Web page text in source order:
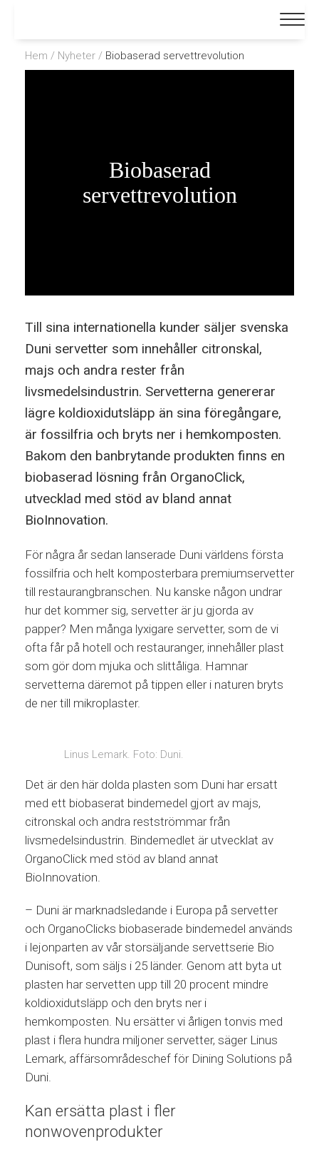
Hem / Nyheter / Biobaserad servettrevolution
Biobaserad
servettrevolution
Till sina internationella kunder säljer svenska
Duni servetter som innehåller citronskal,
majs och andra rester från
livsmedelsindustrin. Servetterna genererar
lägre koldioxidutsläpp än sina föregångare,
är fossilfria och bryts ner i hemkomposten.
Bakom den banbrytande produkten finns en
biobaserad lösning från OrganoClick,
utvecklad med stöd av bland annat
BioInnovation.
För några år sedan lanserade Duni världens första
fossilfria och helt komposterbara premiumservetter
till restaurangbranschen. Nu kanske någon undrar
hur det kommer sig, servetter är ju gjorda av
papper? Men många lyxigare servetter, som de vi
ofta får på hotell och restauranger, innehåller plast
som gör dom mjuka och slittåliga. Hamnar
servetterna däremot på tippen eller i naturen bryts
de ner till mikroplaster.
Linus Lemark. Foto: Duni.
Det är den här dolda plasten som Duni har ersatt
med ett biobaserat bindemedel gjort av majs,
citronskal och andra restströmmar från
livsmedelsindustrin. Bindemedlet är utvecklat av
OrganoClick med stöd av bland annat
BioInnovation.
– Duni är marknadsledande i Europa på servetter
och OrganoClicks biobaserade bindemedel används
i lejonparten av vår storsäljande servettserie Bio
Dunisoft, som säljs i 25 länder. Genom att byta ut
plasten har servetten upp till 20 procent mindre
koldioxidutsläpp och den bryts ner i
hemkomposten. Nu ersätter vi årligen tonvis med
plast i flera hundra miljoner servetter, säger Linus
Lemark, affärsområdeschef för Dining Solutions på
Duni.
Kan ersätta plast i fler
nonwovenprodukter